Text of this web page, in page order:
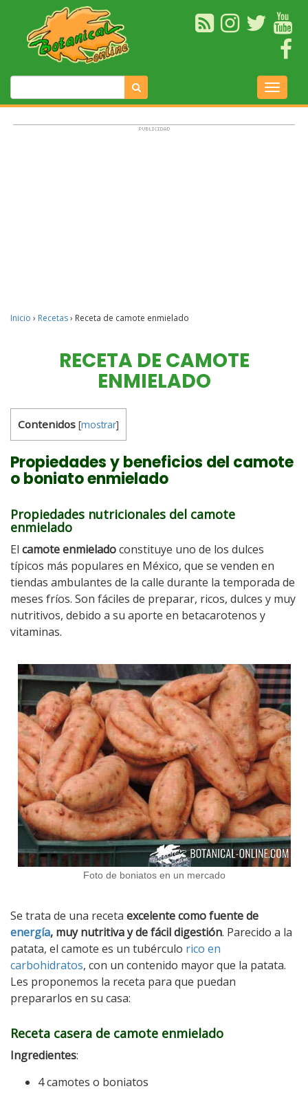
Inicio › Recetas› Receta de camote enmielado
RECETA DE CAMOTE
ENMIELADO
Contenidos [mostrar]
Propiedades y beneficios del camote
o boniato enmielado
Propiedades nutricionales del camote
enmielado
El camote enmieladoconstituye uno de los dulces
típicos más populares en México, que se venden en
tiendas ambulantes de la calle durante la temporada de
meses fríos. Son fáciles de preparar, ricos, dulces y muy
nutritivos, debido a su aporte en betacarotenos y
vitaminas.
Foto de boniatos en un mercado
Se trata de una receta excelente como fuente de
energía, muy nutritiva y de fácil digestión. Parecido a la
patata, el camote es un tubérculo rico en
carbohidratos, con un contenido mayor que la patata.
Les proponemos la receta para que puedan
prepararlos en su casa:
Receta casera de camote enmielado
Ingredientes:
4 camotes o boniatos